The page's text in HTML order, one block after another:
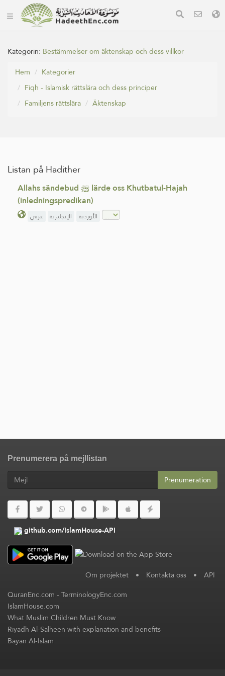
Kategorin: Bestämmelser om äktenskap och dess villkor
Hem
Kategorier
Fiqh - Islamisk rättslära och dess principer
Familjens rättslära
Äktenskap
Listan på Hadither
Allahs sändebud ﷺ lärde oss Khutbatul-Hajah
(inledningspredikan)
عربي الإنجليزية الأوردية
Prenumerera på mejllistan
Prenumeration
github.com/IslamHouse-API
Om projektet • Kontakta oss • API
QuranEnc.com-TerminologyEnc.com
IslamHouse.com
What Muslim Children Must Know
Riyadh Al-Salheen with explanation and benefits
Bayan Al-Islam